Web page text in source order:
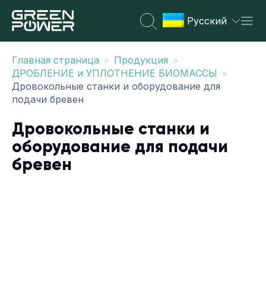
Русский
Главная страница » Продукция »
ДРОБЛЕНИЕ и УПЛОТНЕНИЕ БИОМАССЫ »
Дровокольные станки и оборудование для
подачи бревен
Дровокольные станки и
оборудование для подачи
бревен